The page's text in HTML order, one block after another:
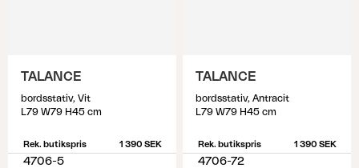
TALANCE
bordsstativ, Vit
L79 W79 H45 cm
Rek. butikspris 1 390 SEK
4706-5
TALANCE
bordsstativ, Antracit
L79 W79 H45 cm
Rek. butikspris 1 390 SEK
4706-72